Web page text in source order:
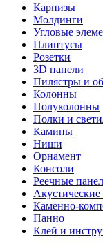
Карнизы
Молдинги
Угловые
Плинтусы
Розетки
3D панели
Пилястры и
Колонны
Полуколонны
Полки и
Камины
Ниши
Орнамент
Консоли
Реечные
Акустические
Каменно-
Панно
Клей и